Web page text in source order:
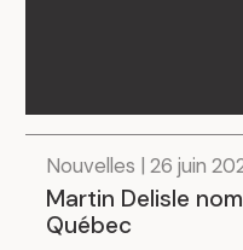
Nouvelles | 26 juin
Martin Delisle
Québec